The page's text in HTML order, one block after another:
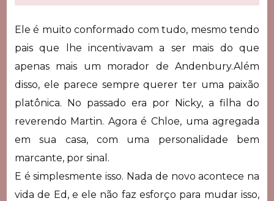
Ele é muito conformado com tudo, mesmo tendo
pais que lhe incentivavam a ser mais do que
apenas mais um morador de Andenbury.Além
disso, ele parece sempre querer ter uma paixão
platônica. No passado era por Nicky, a filha do
reverendo Martin. Agora é Chloe, uma agregada
em sua casa, com uma personalidade bem
marcante, por sinal.
E é simplesmente isso. Nada de novo acontece na
vida de Ed, e ele não faz esforço para mudar isso,